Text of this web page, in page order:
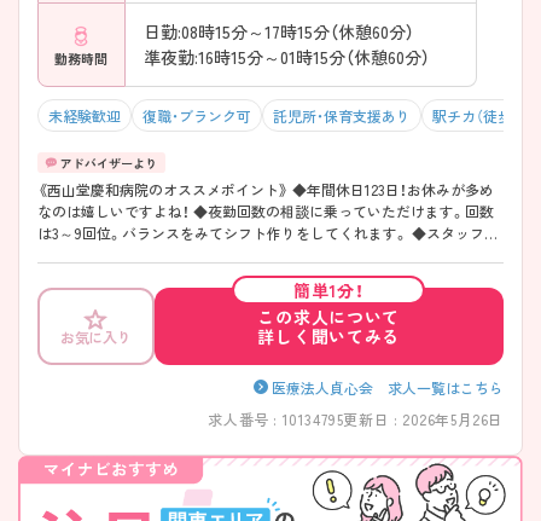
勤務時間
日勤:08時15分～17時15分（休憩60分）
準夜勤:16時15分～01時15分（休憩60分）
未経験歓迎 復職・ブランク可 託児所・保育支援あり 駅チカ（徒歩10
《西山堂慶和病院のオススメポイント》 ◆年間休日123日！お休みが多め
なのは嬉しいですよね！ ◆夜勤回数の相談に乗っていただけます。回数
は3～9回位。バランスをみてシフト作りをしてくれます。 ◆スタッフを
一人ひとり違うと思います。看護部長さんがしっかり相談にのってくれ
るのも離職率の低さを物語っていますね！ ◆お近くにお住まいの看護師
さんで、働きたいけど自分の希望が難しい・・・とお悩みの方にご紹介した
い病院です！ぜひ一度ご検討ください
お気に入り
簡単1分！
この求人について
詳しく聞いてみる
医療法人貞心会 求人一覧はこちら
求人番号 : 10134795更新日 : 2026年5月26日